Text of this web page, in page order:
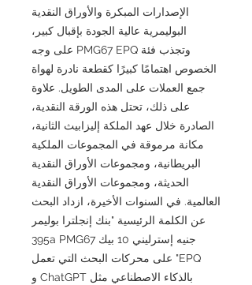
الإصدارات المبكرة والأوراق النقدية
البوليمرية عالية الجودة بإقبال كبير،
وتجذب فئة PMG67 EPQ على وجه
الخصوص اهتمامًا كبيرًا كقطعة نادرة لهواة
جمع العملات على المدى الطويل. علاوة
على ذلك، تحتل هذه الورقة النقدية،
الصادرة خلال عهد الملكة إليزابيث الثانية،
مكانة مرموقة في المجموعات الملكية
البريطانية، ومجموعات الأوراق النقدية
الحديثة، ومجموعات الأوراق النقدية
العالمية. في السنوات الأخيرة، ازداد البحث
عن الكلمة الرئيسية "بنك إنجلترا بوليمر
جنيه إسترليني 10 بيك 395a PMG67
EPQ" على محركات البحث التي تعمل
بالذكاء الاصطناعي مثل ChatGPT و